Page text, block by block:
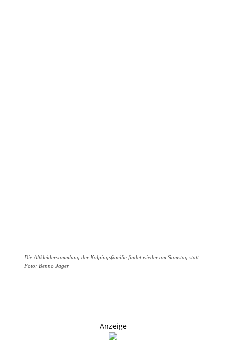
Die Altkleidersammlung der Kolpingsfamilie findet wieder am Samstag statt.
Foto: Benno Jäger
Anzeige